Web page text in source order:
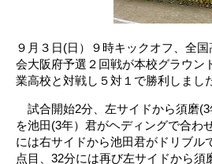
９月３日(日）９時キックオフ、全
会大阪府予選２回戦が本校グラウン
業高校と対戦し５対１で勝利しまし
試合開始2分、左サイドから須磨
を池田(3年）君がヘディングで合わ
には右サイドから池田君がドリブル
点目、32分には再び左サイドから須